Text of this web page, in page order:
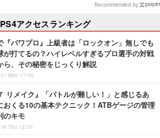
なる【実物
Recommended by
PS4アクセスランキング
『パワプロ』上級者は「ロックオン」無しでも
が打てるの？ハイレベルすぎるプロ選手の対戦
ら、その秘密をじっくり解説
Mon 17:00
リメイク』「バトルが難しい！」と感じるあ
おくる10の基本テクニック！ATBゲージの管理
のキモ
Thu 12:00